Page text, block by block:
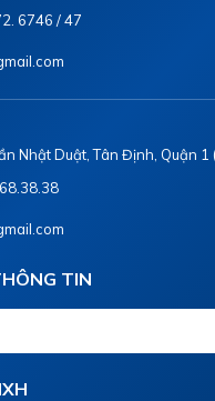
6746 / 47
Nhật Duật, Tân Định, Quận 1
TIN